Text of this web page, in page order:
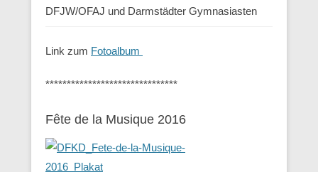
DFJW/OFAJ und Darmstädter Gymnasiasten
Link zum Fotoalbum
*******************************
Fête de la Musique 2016